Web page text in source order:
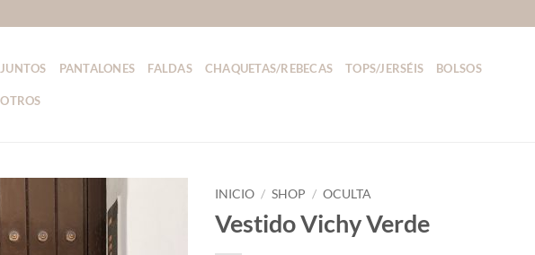
PANTALONES FALDAS CHAQUETAS/REBECAS TOPS/JERSÉIS BOLSOS
INICIO / SHOP / OCULTA
Vestido Vichy Verde